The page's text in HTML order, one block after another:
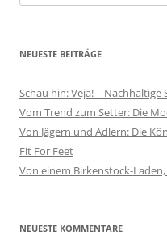
nach:
NEUESTE BEITRÄGE
Schau hin: Veja! –
Vom Trend zum Setter: Die
Von Jägern und Adlern: Die
Fit For Feet
Von einem Birkenstock-
NEUESTE KOMMENTARE